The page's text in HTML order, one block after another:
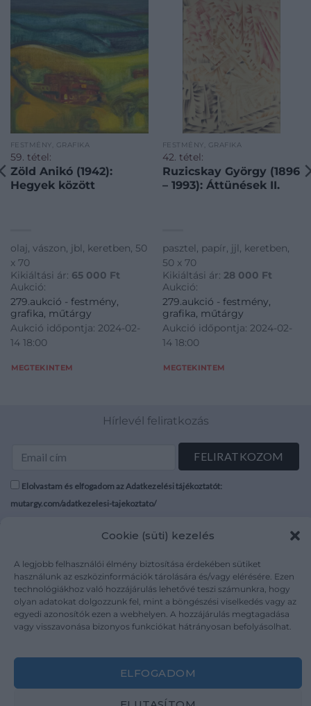
Cookie (süti) kezelés
A legjobb felhasználói élmény biztosítása érdekében sütiket
használunk az eszközinformációk tárolására és/vagy elérésére. Ezen
technológiákhoz való hozzájárulás lehetővé teszi számunkra, hogy
olyan adatokat dolgozzunk fel, mint a böngészési viselkedés vagy az
egyedi azonosítók ezen a webhelyen. A hozzájárulás megtagadása
vagy visszavonása bizonyos funkciókat hátrányosan befolyásolhat.
ELFOGADOM
FESTMÉNY, GRAFIKA
59. tétel:
Zöld Anikó (1942):
Hegyek között
olaj, vászon, jbl, keretben, 50
x 70
Kikiáltási ár: 65 000 Ft
Aukció:
279.aukció - festmény,
grafika, műtárgy
Aukció időpontja: 2024-02-
14 18:00
MEGTEKINTEM
FESTMÉNY, GRAFIKA
42. tétel:
Ruzicskay György (1896
– 1993): Áttünések II.
pasztel, papír, jjl, keretben,
50 x 70
Kikiáltási ár: 28 000 Ft
Aukció:
279.aukció - festmény,
grafika, műtárgy
Aukció időpontja: 2024-02-
14 18:00
MEGTEKINTEM
Hírlevél feliratkozás
Elolvastam és elfogadom az Adatkezelési tájékoztatót:
mutargy.com/adatkezelesi-tajekoztato/
Karrier
Kapcsolat
Áraink
Adatvédelem
Impresszum